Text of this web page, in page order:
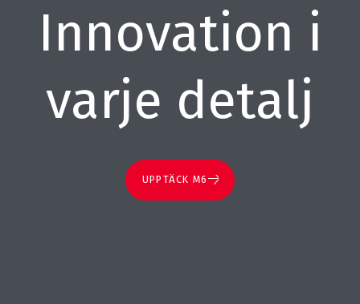
Innovation i
varje detalj
UPPTÄCK M6